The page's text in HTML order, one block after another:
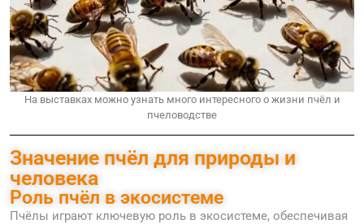
На выставках можно узнать много интересного о жизни пчёл и
пчеловодстве
Значение пчёл для природы и
человека
Роль пчёл в экосистеме
Пчёлы играют ключевую роль в экосистеме, обеспечивая